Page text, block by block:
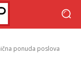
ponuda poslova